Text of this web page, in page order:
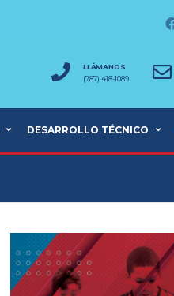
LLÁMANOS
(787) 418-1089
DESARROLLO TÉCNICO